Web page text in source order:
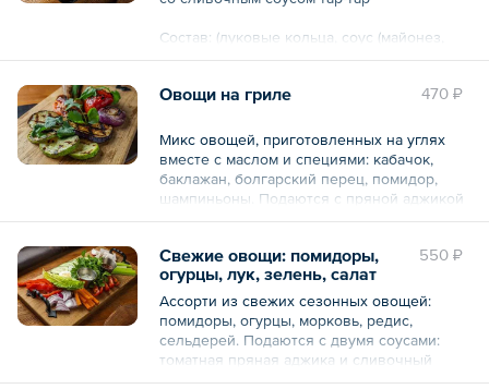
перец чёрный молотый.
Состав: (луковые кольца, соус (майонез,
огурцы маринованные, соус соевый, укроп
подсолнечное, чеснок свежий))).
Общий вес – 200 г
470 ₽
Овощи на гриле
Микс овощей, приготовленных на углях
вместе с маслом и специями: кабачок,
баклажан, болгарский перец, помидор,
шампиньоны. Подаются с пряной аджикой
из томатов пилатти со свежей кинзой и
Общий вес – 290 г
550 ₽
Свежие овощи: помидоры,
огурцы, лук, зелень, салат
Ассорти из свежих сезонных овощей:
помидоры, огурцы, морковь, редис,
сельдерей. Подаются с двумя соусами:
томатная пряная аджика и сливочный
тартар.